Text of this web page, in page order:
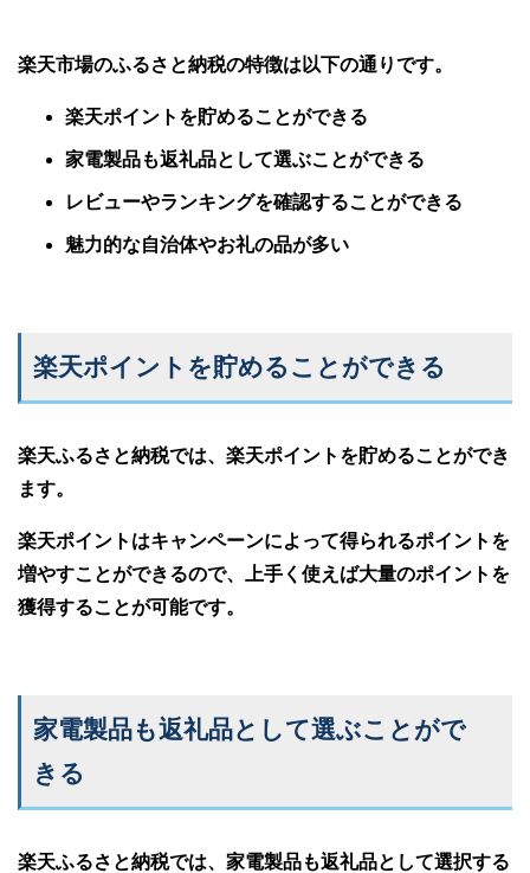
楽天市場のふるさと納税の特徴は以下の通りです。
楽天ポイントを貯めることができる
家電製品も返礼品として選ぶことができる
レビューやランキングを確認することができる
魅力的な自治体やお礼の品が多い
楽天ポイントを貯めることができる
楽天ふるさと納税では、楽天ポイントを貯めることができ
ます。
楽天ポイントはキャンペーンによって得られるポイントを
増やすことができるので、上手く使えば大量のポイントを
獲得することが可能です。
家電製品も返礼品として選ぶことがで
きる
楽天ふるさと納税では、家電製品も返礼品として選択する